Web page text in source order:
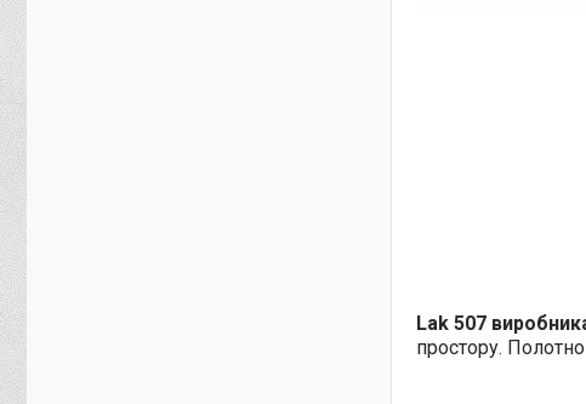
Lak 507
простору.